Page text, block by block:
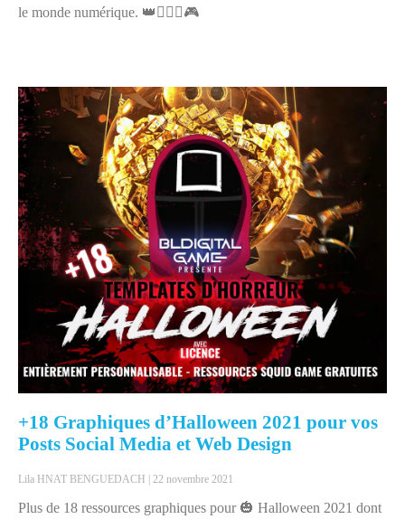
le monde numérique. 👑💇🏾‍♀️🎮
+18 Graphiques d’Halloween 2021 pour vos
Posts Social Media et Web Design
Lila HNAT BENGUEDACH 22 novembre 2021
Plus de 18 ressources graphiques pour 🎃 Halloween 2021 dont